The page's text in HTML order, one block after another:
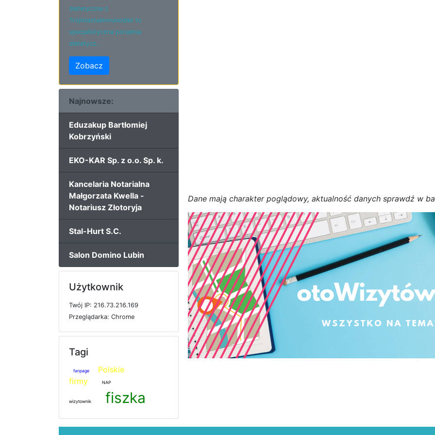
dietetyczna z
TrójmiastaImmunodiet to
specjalistyczna poradnia
dietetycz...
Zobacz
Najnowsze:
Eduzakup Bartłomiej
Kobrzyński
EKO-KAR Sp. z o.o. Sp. k.
Kancelaria Notarialna
Małgorzata Kwella -
Notariusz Złotoryja
Stal-Hurt S.C.
Salon Domino Lubin
Użytkownik
Twój IP: 216.73.216.169
Przeglądarka: Chrome
Tagi
fanpage
Polskie
firmy
NAP
wizytownik fiszka
Dane mają charakter poglądowy, aktualność danych sprawdź w